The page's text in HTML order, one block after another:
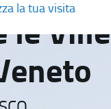
la tua visita
le Ville